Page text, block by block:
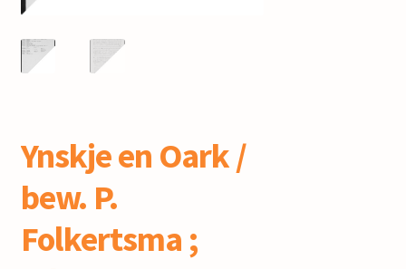
Ynskje en Oark /
bew. P.
Folkertsma ;